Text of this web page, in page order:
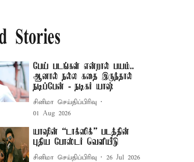
Stories
பேய் படங்கள் என்றால் பயம்..
ஆனால் நல்ல கதை இருந்தால்
நடிப்பேன் - நடிகர் யாஷ்
சினிமா செய்திப்பிரிவு
01 Aug 2026
யாஷின் “டாக்ஸிக்” படத்தின்
புதிய போஸ்டர் வெளியீடு
சினிமா செய்திப்பிரிவு 26 Jul 2026